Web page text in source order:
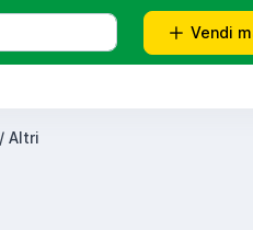
Vendi
Altri